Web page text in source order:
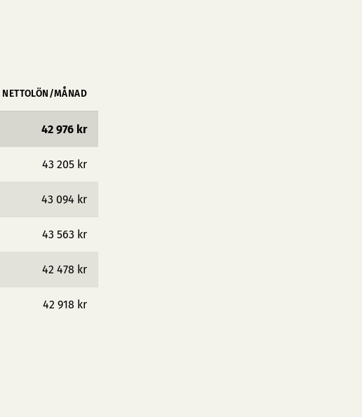
NETTOLÖN/MÅNAD
42 976 kr
43 205 kr
43 094 kr
43 563 kr
42 478 kr
42 918 kr